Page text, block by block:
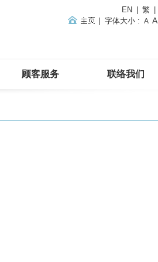
EN 繁
字体大小: A A
顾客服务 联络我们